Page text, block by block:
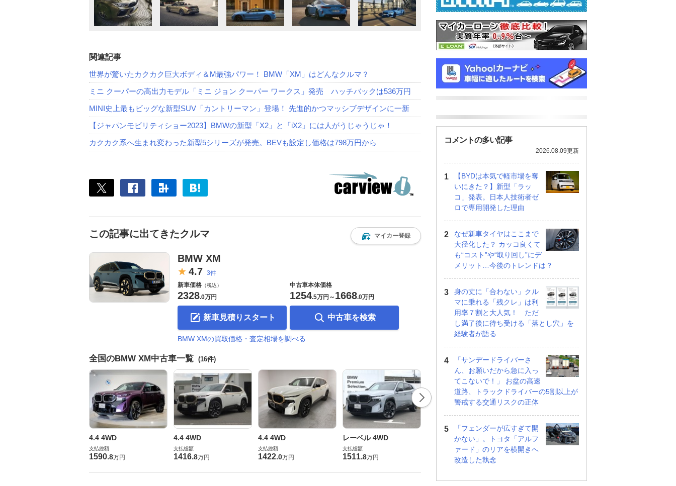
関連記事
世界が驚いたカクカク巨大ボディ＆M最強パワー！ BMW「XM」はどんなクルマ？
ミニ クーパーの高出力モデル「ミニ ジョン クーパー ワークス」発売 ハッチバックは536万円
MINI史上最もビッグな新型SUV「カントリーマン」登場！ 先進的かつマッシブデザインに一新
【ジャパンモビリティショー2023】BMWの新型「X2」と「iX2」には人がうじゃうじゃ！
カクカク系へ生まれ変わった新型5シリーズが発売。BEVも設定し価格は798万円から
この記事に出てきたクルマ マイカー登録
BMW XM
4.7 3件
新車価格 （税込）
2328.0万円
新車見積りスタート
中古車本体価格
1254.5万円 ～ 1668.0万円
中古車を検索
BMW XMの買取価格・査定相場を調べる
全国のBMW XM中古車一覧 (16件)
4.4 4WD
支払総額
1590.8万円
4.4 4WD
支払総額
1416.8万円
4.4 4WD
支払総額
1422.0万円
レーベル 4WD
支払総額
1511.8万円
4.4 4WD
万円
4.4 4WD
1665.9万円
コメントの多い記事
2026.08.09更新
【BYDは本気で軽市場を奪
いにきた？】新型「ラッ
コ」発表。日本人技術者ゼ
ロで専用開発した理由
なぜ新車タイヤはここまで
大径化した？ カッコ良くて
も“コスト”や“取り回し”にデ
メリット…今後のトレンドは？
身の丈に「合わない」クル
マに乗れる「残クレ」は利
用率７割と大人気！ ただ
し満了後に待ち受ける「落とし穴」を
経験者が語る
「サンデードライバーさ
ん、お願いだから急に入っ
てこないで！」 お盆の高速
道路、トラックドライバーの5割以上が
警戒する交通リスクの正体
「フェンダーが広すぎて開
かない」。トヨタ「アルフ
ァード」のリアを横開きへ
改造した執念